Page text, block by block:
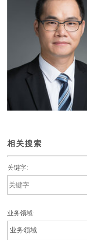
相关搜索
关键字:
业务领域: